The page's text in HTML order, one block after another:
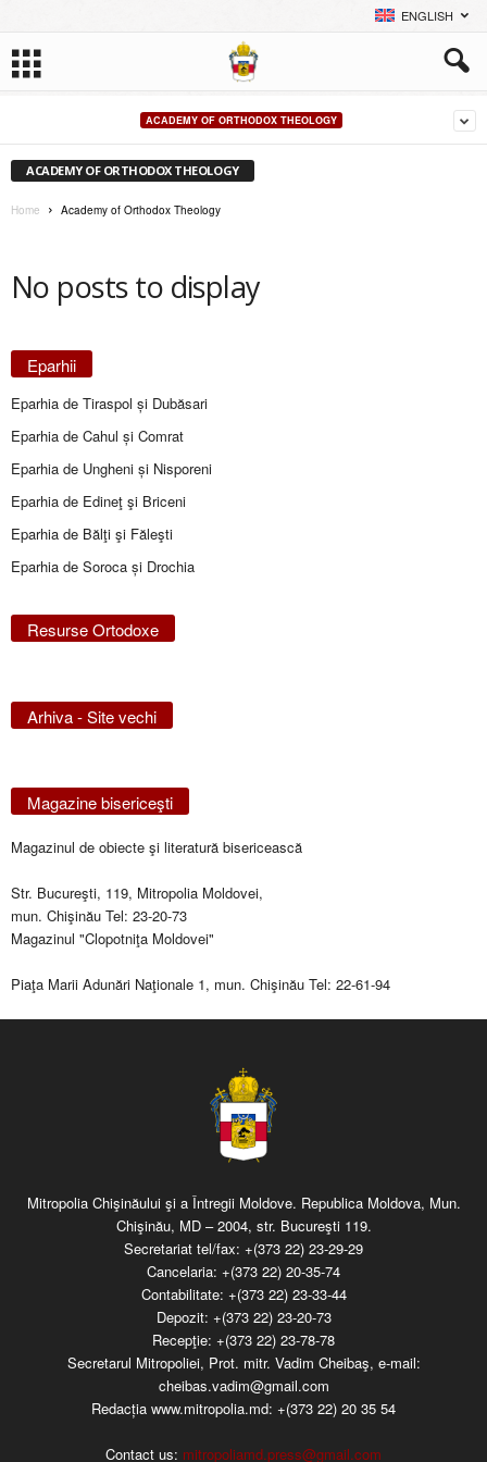
ENGLISH
ACADEMY OF ORTHODOX THEOLOGY
ACADEMY OF ORTHODOX THEOLOGY
Home Academy of Orthodox Theology
No posts to display
Eparhii
Eparhia de Tiraspol și Dubăsari
Eparhia de Cahul și Comrat
Eparhia de Ungheni și Nisporeni
Eparhia de Edineţ şi Briceni
Eparhia de Bălţi şi Făleşti
Eparhia de Soroca și Drochia
Resurse Ortodoxe
Arhiva - Site vechi
Magazine bisericeşti
Magazinul de obiecte şi literatură bisericească
Str. Bucureşti, 119, Mitropolia Moldovei,
mun. Chişinău Tel: 23-20-73
Magazinul "Clopotniţa Moldovei"
Piaţa Marii Adunări Naţionale 1, mun. Chişinău Tel: 22-61-94
Mitropolia Chişinăului şi a Întregii Moldove. Republica Moldova, Mun.
Chişinău, MD – 2004, str. Bucureşti 119.
Secretariat tel/fax: +(373 22) 23-29-29
Cancelaria: +(373 22) 20-35-74
Contabilitate: +(373 22) 23-33-44
Depozit: +(373 22) 23-20-73
Recepţie: +(373 22) 23-78-78
Secretarul Mitropoliei, Prot. mitr. Vadim Cheibaş, e-mail:
cheibas.vadim@gmail.com
Redacția www.mitropolia.md: +(373 22) 20 35 54
Contact us: mitropoliamd.press@gmail.com